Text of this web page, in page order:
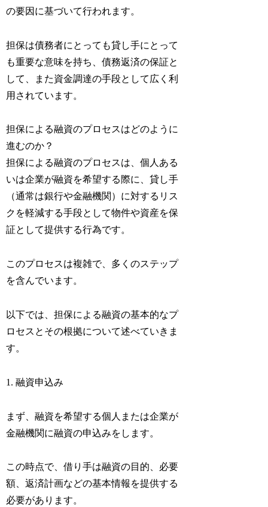
の要因に基づいて行われます。
担保は債務者にとっても貸し手にとって
も重要な意味を持ち、債務返済の保証と
して、また資金調達の手段として広く利
用されています。
担保による融資のプロセスはどのように
進むのか？
担保による融資のプロセスは、個人ある
いは企業が融資を希望する際に、貸し手
（通常は銀行や金融機関）に対するリス
クを軽減する手段として物件や資産を保
証として提供する行為です。
このプロセスは複雑で、多くのステップ
を含んでいます。
以下では、担保による融資の基本的なプ
ロセスとその根拠について述べていきま
す。
1. 融資申込み
まず、融資を希望する個人または企業が
金融機関に融資の申込みをします。
この時点で、借り手は融資の目的、必要
額、返済計画などの基本情報を提供する
必要があります。